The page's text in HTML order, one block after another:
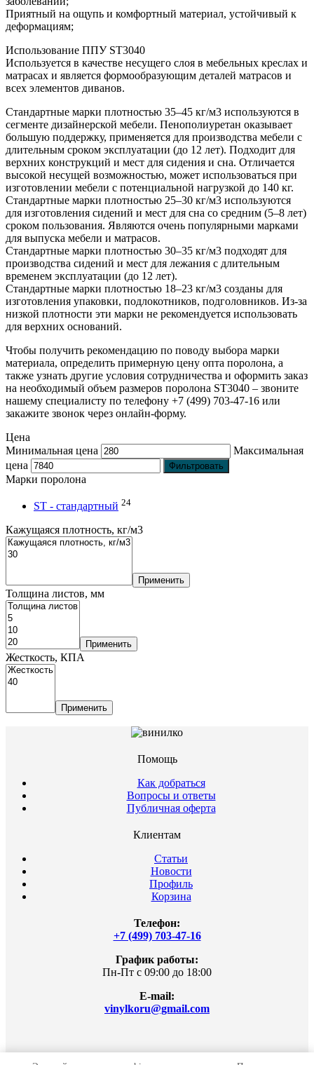
Приятный на ощупь и комфортный материал, устойчивый к
деформациям;
Использование ППУ ST3040
Используется в качестве несущего слоя в мебельных креслах и
матрасах и является формообразующим деталей матрасов и
всех элементов диванов.
Стандартные марки плотностью 35–45 кг/м3 используются в
сегменте дизайнерской мебели. Пенополиуретан оказывает
большую поддержку, применяется для производства мебели с
длительным сроком эксплуатации (до 12 лет). Подходит для
верхних конструкций и мест для сидения и сна. Отличается
высокой несущей возможностью, может использоваться при
изготовлении мебели с потенциальной нагрузкой до 140 кг.
Стандартные марки плотностью 25–30 кг/м3 используются
для изготовления сидений и мест для сна со средним (5–8 лет)
сроком пользования. Являются очень популярными марками
для выпуска мебели и матрасов.
Стандартные марки плотностью 30–35 кг/м3 подходят для
производства сидений и мест для лежания с длительным
временем эксплуатации (до 12 лет).
Стандартные марки плотностью 18–23 кг/м3 созданы для
изготовления упаковки, подлокотников, подголовников. Из-за
низкой плотности эти марки не рекомендуется использовать
для верхних оснований.
Чтобы получить рекомендацию по поводу выбора марки
материала, определить примерную цену опта поролона, а
также узнать другие условия сотрудничества и оформить заказ
на необходимый объем размеров поролона ST3040 – звоните
нашему специалисту по телефону +7 (499) 703-47-16 или
закажите звонок через онлайн-форму.
Цена
Минимальная цена
Максимальная
цена
Фильтровать
Марки поролона
ST - стандартный 24
Кажущаяся плотность, кг/м3
Применить
Толщина листов, мм
Применить
Жесткость, КПА
Применить
Помощь
Как добраться
Вопросы и ответы
Публичная оферта
Клиентам
Статьи
Новости
Профиль
Корзина
Телефон:
+7 (499) 703-47-16
График работы:
Пн-Пт с 09:00 до 18:00
E-mail:
vinylkoru@gmail.com